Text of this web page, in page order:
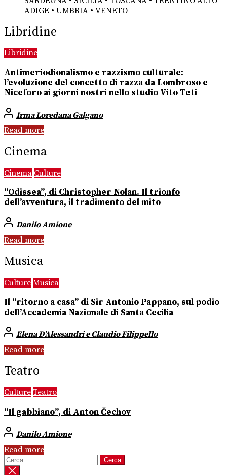
ADIGE • UMBRIA • VENETO
Libridine
Libridine
Antimeriodionalismo e razzismo culturale:
l’evoluzione del concetto di razza da Lombroso e
Niceforo ai giorni nostri nello studio Vito Teti
Irma Loredana Galgano
Read more
Cinema
Cinema Culture
“Odissea”, di Christopher Nolan. Il trionfo
dell’avventura, il tradimento del mito
Danilo Amione
Read more
Musica
Culture Musica
Il “ritorno a casa” di Sir Antonio Pappano, sul podio
dell’Accademia Nazionale di Santa Cecilia
Elena D’Alessandri e Claudio Filippello
Read more
Teatro
Culture Teatro
“Il gabbiano”, di Anton Čechov
Danilo Amione
Read more
Ricerca
per: